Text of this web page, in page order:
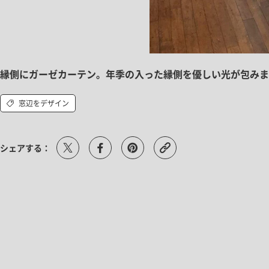
縁側にガーゼカーテン。年季の入った縁側を優しい光が包み
窓辺をデザイン
シェアする：